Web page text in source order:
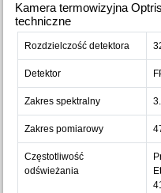
Kamera termowizyjna
techniczne
Rozdzielczość detektora
Detektor
Zakres spektralny
Zakres pomiarowy
Częstotliwość
odświeżania